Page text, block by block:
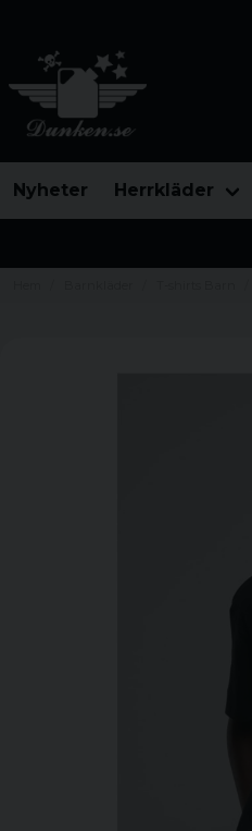
Nyheter Herrkläder